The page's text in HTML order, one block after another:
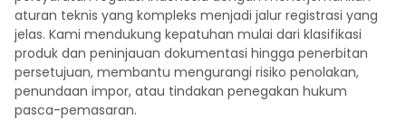
aturan teknis yang kompleks menjadi jalur registrasi yang
jelas. Kami mendukung kepatuhan mulai dari klasifikasi
produk dan peninjauan dokumentasi hingga penerbitan
persetujuan, membantu mengurangi risiko penolakan,
penundaan impor, atau tindakan penegakan hukum
pasca-pemasaran.